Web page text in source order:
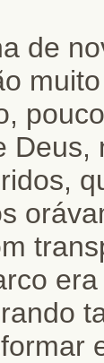
de